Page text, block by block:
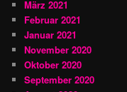
März 2021
Februar 2021
Januar 2021
November 2020
Oktober 2020
September 2020